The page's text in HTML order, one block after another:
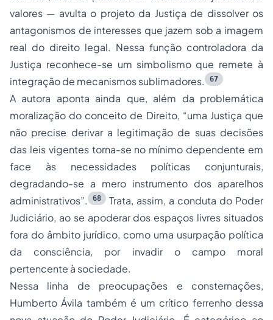
valores — avulta o projeto da Justiça de dissolver os
antagonismos de interesses que jazem sob a imagem
real do direito legal. Nessa função controladora da
Justiça reconhece-se um simbolismo que remete à
integração de mecanismos sublimadores.
67
A autora aponta ainda que, além da problemática
moralização do conceito de Direito, “uma Justiça que
não precise derivar a legitimação de suas decisões
das leis vigentes torna-se no mínimo dependente em
face às necessidades políticas conjunturais,
degradando-se a mero instrumento dos aparelhos
administrativos”.
68
Trata, assim, a conduta do Poder
Judiciário, ao se apoderar dos espaços livres situados
fora do âmbito jurídico, como uma usurpação política
da consciência, por invadir o campo moral
pertencente à sociedade.
Nessa linha de preocupações e consternações,
Humberto Ávila também é um crítico ferrenho dessa